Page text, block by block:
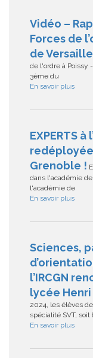
Vidéo –
Forces de
de
de l'ordre à Poissy
3ème du
En savoir plus
EXPERTS
Grenoble !
dans l'académie
l'académie de
En savoir plus
Sciences,
l’IRCGN
lycée Henri
2024, les élèves
spécialité SVT,
En savoir plus